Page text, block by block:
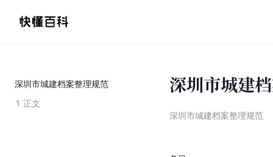
深圳市城建档案整理规范
1 正文
深圳市城建
深圳市城建档案整理规范